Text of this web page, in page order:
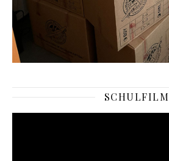
SCHULFILM